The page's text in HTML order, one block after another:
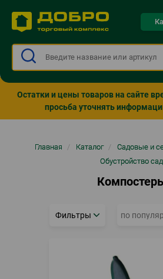
Остатки и цены товаров на сайте
просьба уточнять
СтрокаГлавная / Каталог / Садовые и
Обустройство
Фильтры